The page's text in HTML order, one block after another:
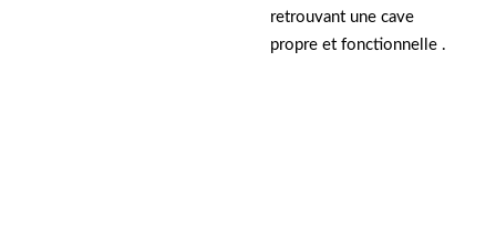
retrouvant une cave
propre et fonctionnelle .